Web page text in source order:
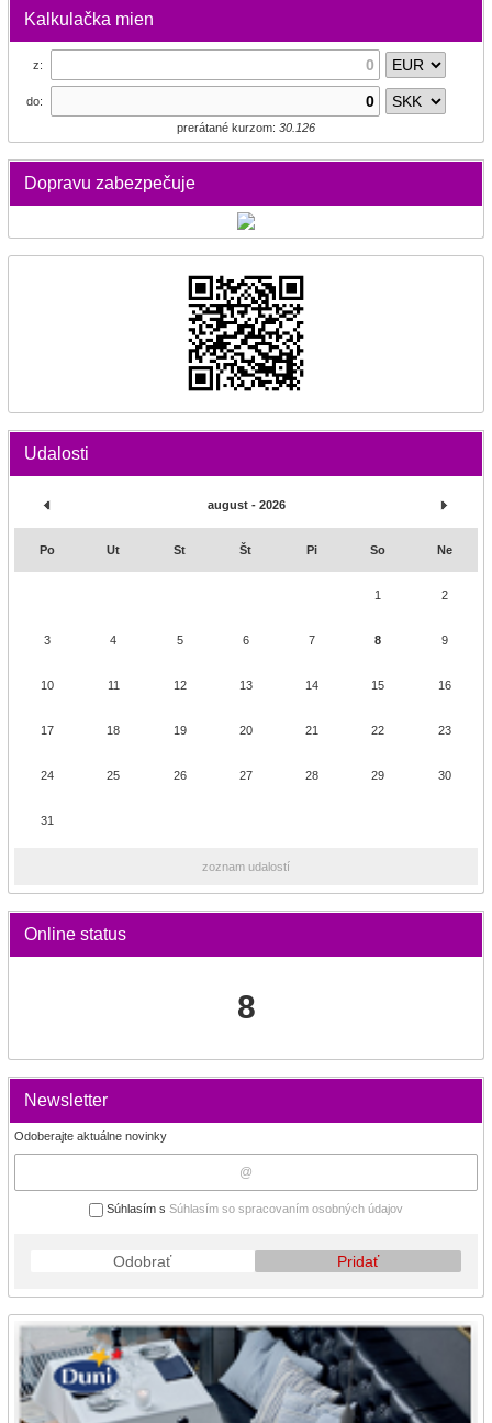
Kalkulačka mien
z:
do:
prerátané kurzom: 30.126
Dopravu zabezpečuje
Udalosti
august - 2026
Po Ut St Št Pi So Ne
1 2
3 4 5 6 7 8 9
10 11 12 13 14 15 16
17 18 19 20 21 22 23
24 25 26 27 28 29 30
31
zoznam udalostí
Online status
8
Newsletter
Odoberajte aktuálne novinky
Súhlasím s Súhlasím so spracovaním osobných údajov
Odobrať Pridať